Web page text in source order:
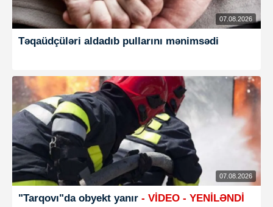
07.08.2026
Təqaüdçüləri aldadıb pullarını mənimsədi
07.08.2026
"Tarqovı"da obyekt yanır - VİDEO - YENİLƏNDİ